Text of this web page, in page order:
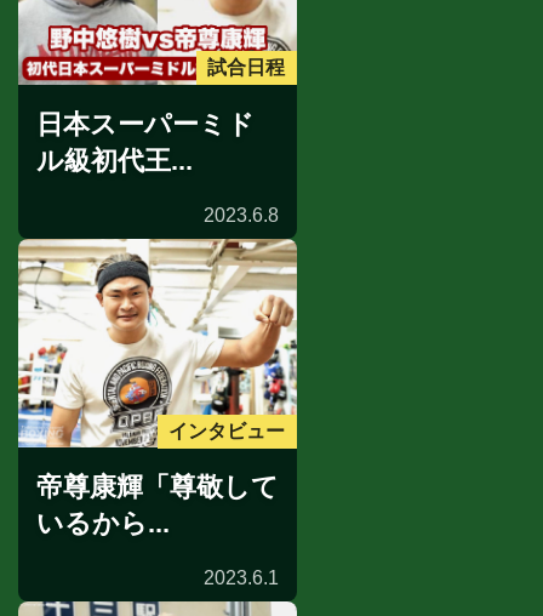
試合日程
日本スーパーミド
ル級初代王...
2023.6.8
インタビュー
帝尊康輝「尊敬して
いるから...
2023.6.1